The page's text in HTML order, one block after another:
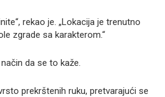
rekao je. „Lokacija je trenutno
zgrade sa karakterom.“
da se to kaže.
prekrštenih ruku, pretvarajući se